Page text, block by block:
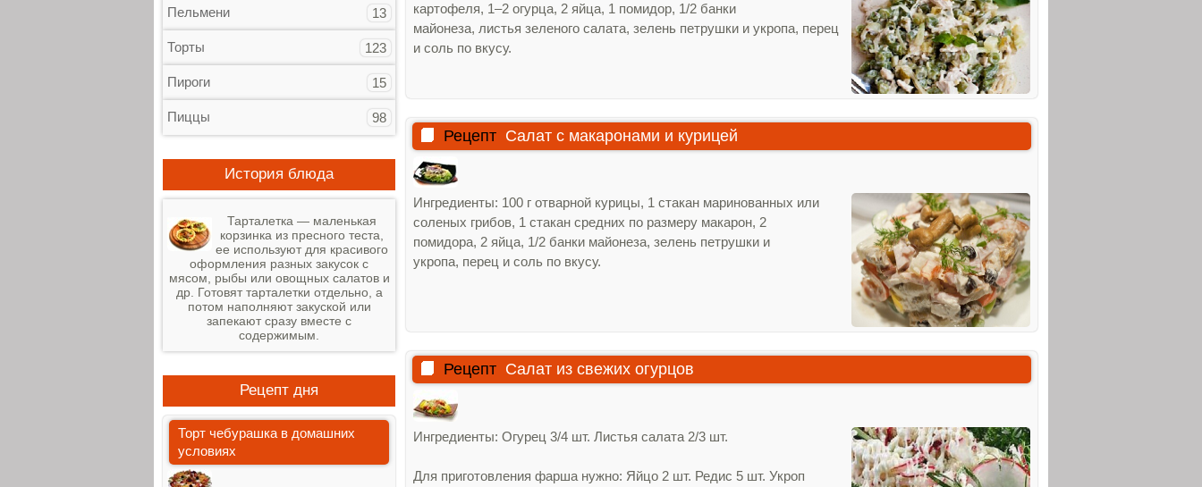
картофеля, 1–2 огурца, 2 яйца, 1 помидор, 1/2 банки
майонеза, листья зеленого салата, зелень петрушки и укропа, перец
и соль по вкусу.
Рецепт Салат с макаронами и курицей
Ингредиенты: 100 г отварной курицы, 1 стакан маринованных или
соленых грибов, 1 стакан средних по размеру макарон, 2
помидора, 2 яйца, 1/2 банки майонеза, зелень петрушки и
укропа, перец и соль по вкусу.
Рецепт Салат из свежих огурцов
Ингредиенты: Огурец 3/4 шт. Листья салата 2/3 шт.
Для приготовления фарша нужно: Яйцо 2 шт. Редис 5 шт. Укроп
Пельмени 13
Торты 123
Пироги 15
Пиццы 98
История блюда
Тарталетка — маленькая
корзинка из пресного теста,
ее используют для красивого
оформления разных закусок с
мясом, рыбы или овощных салатов и
др. Готовят тарталетки отдельно, а
потом наполняют закуской или
запекают сразу вместе с
содержимым.
Рецепт дня
Торт чебурашка в домашних
условиях